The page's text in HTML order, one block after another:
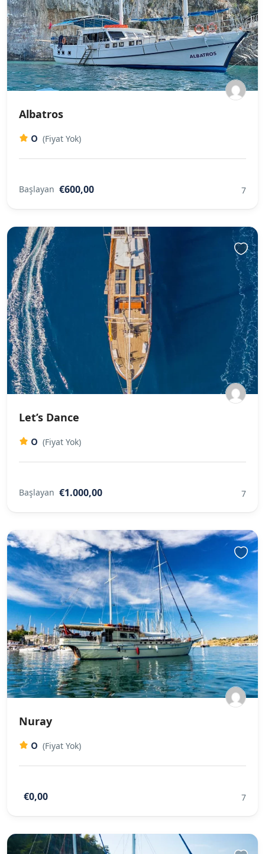
Albatros
0 (Fiyat Yok)
Başlayan €600,00 7
Let’s Dance
0 (Fiyat Yok)
Başlayan €1.000,00 7
Nuray
0 (Fiyat Yok)
€0,00 7